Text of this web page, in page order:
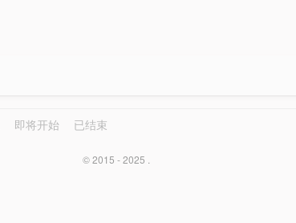
即将开始 已结束
© 2015 - 2025 .